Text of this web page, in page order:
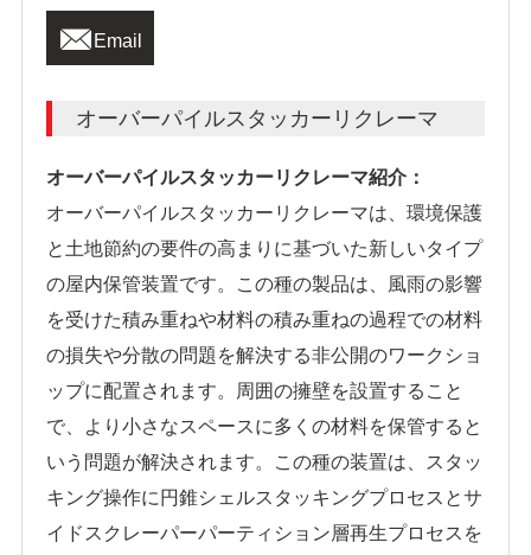
 Email
オーバーパイルスタッカーリクレーマ
オーバーパイルスタッカーリクレーマ紹介：
オーバーパイルスタッカーリクレーマは、環境保護
と土地節約の要件の高まりに基づいた新しいタイプ
の屋内保管装置です。この種の製品は、風雨の影響
を受けた積み重ねや材料の積み重ねの過程での材料
の損失や分散の問題を解決する非公開のワークショ
ップに配置されます。周囲の擁壁を設置すること
で、より小さなスペースに多くの材料を保管すると
いう問題が解決されます。この種の装置は、スタッ
キング操作に円錐シェルスタッキングプロセスとサ
イドスクレーパーパーティション層再生プロセスを